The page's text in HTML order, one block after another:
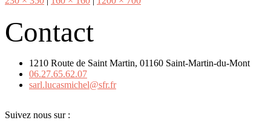
Contact
1210 Route de Saint Martin, 01160 Saint-Martin-du-Mont
06.27.65.62.07
sarl.lucasmichel@sfr.fr
Suivez nous sur :